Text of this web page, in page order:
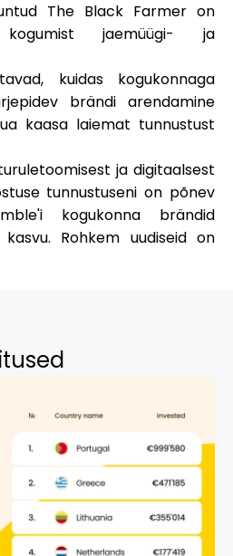
The Black Farmer on
jaemüügi- ja
kuidas kogukonnaga
brändi arendamine
kaasa laiemat tunnustust
ja digitaalsest
tunnustuseni on põnev
kogukonna brändid
Rohkem uudiseid on